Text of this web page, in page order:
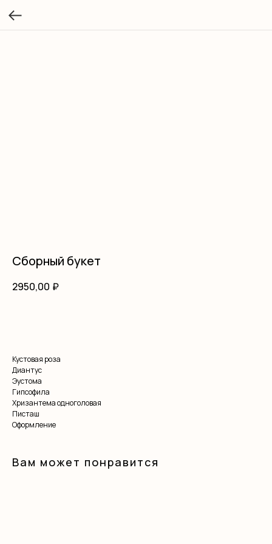
Сборный букет
2950,00 ₽
Кустовая роза
Диантус
Эустома
Гипсофила
Хризантема одноголовая
Писташ
Оформление
Вам может понравится